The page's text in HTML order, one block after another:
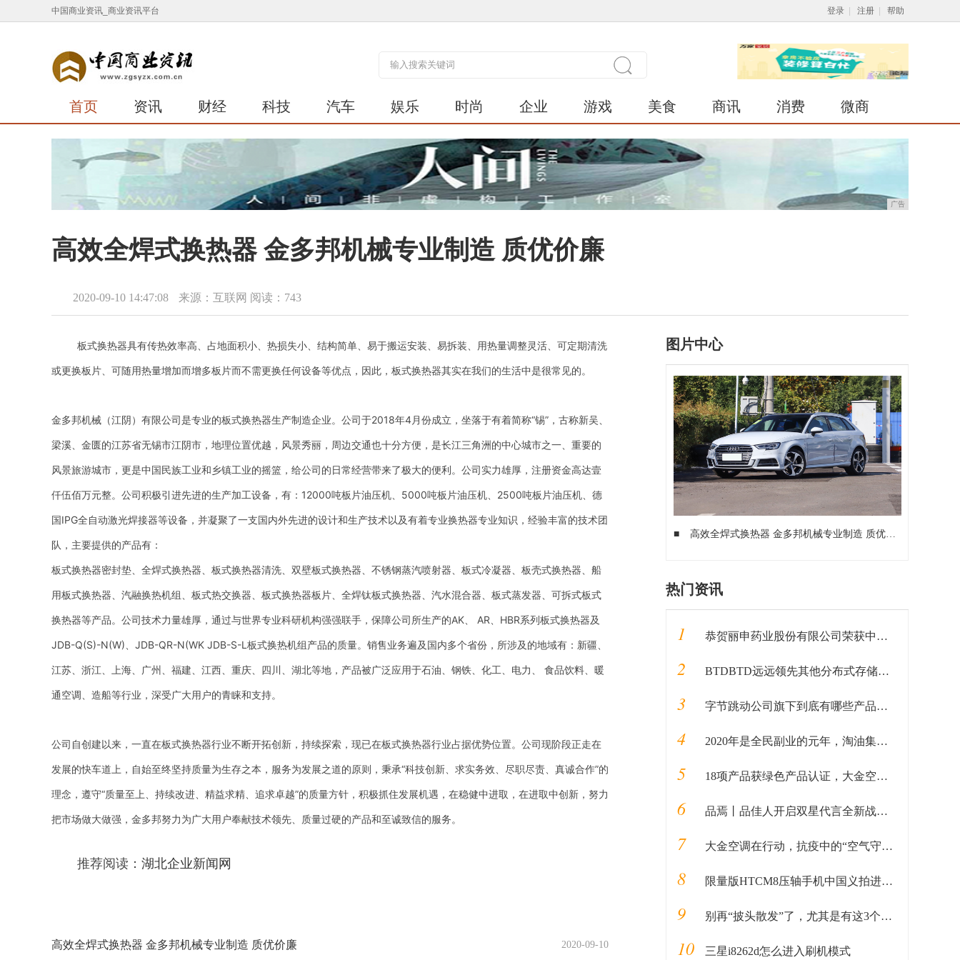
中国商业资讯_商业资讯平台 登录 注册 帮助
首页 资讯 财经 科技 汽车 娱乐 时尚 企业 游戏 美食 商讯 消费 微商
广告
高效全焊式换热器 金多邦机械专业制造 质优价廉
2020-09-10 14:47:08 来源：互联网 阅读：743
板式换热器具有传热效率高、占地面积小、热损失小、结构简单、易于搬运安装、易拆装、用热量调整灵活、可定期清洗
或更换板片、可随用热量增加而增多板片而不需更换任何设备等优点，因此，板式换热器其实在我们的生活中是很常见的。
金多邦机械（江阴）有限公司是专业的板式换热器生产制造企业。公司于2018年4月份成立，坐落于有着简称“锡”，古称新吴、
梁溪、金匮的江苏省无锡市江阴市，地理位置优越，风景秀丽，周边交通也十分方便，是长江三角洲的中心城市之一、重要的
风景旅游城市，更是中国民族工业和乡镇工业的摇篮，给公司的日常经营带来了极大的便利。公司实力雄厚，注册资金高达壹
仟伍佰万元整。公司积极引进先进的生产加工设备，有：12000吨板片油压机、5000吨板片油压机、2500吨板片油压机、德
国IPG全自动激光焊接器等设备，并凝聚了一支国内外先进的设计和生产技术以及有着专业换热器专业知识，经验丰富的技术团
队，主要提供的产品有：
板式换热器密封垫、全焊式换热器、板式换热器清洗、双壁板式换热器、不锈钢蒸汽喷射器、板式冷凝器、板壳式换热器、船
用板式换热器、汽融换热机组、板式热交换器、板式换热器板片、全焊钛板式换热器、汽水混合器、板式蒸发器、可拆式板式
换热器等产品。公司技术力量雄厚，通过与世界专业科研机构强强联手，保障公司所生产的AK、 AR、HBR系列板式换热器及
JDB-Q(S)-N(W)、JDB-QR-N(WK JDB-S-L板式换热机组产品的质量。销售业务遍及国内多个省份，所涉及的地域有：新疆、
江苏、浙江、上海、广州、福建、江西、重庆、四川、湖北等地，产品被广泛应用于石油、钢铁、化工、电力、 食品饮料、暖
通空调、造船等行业，深受广大用户的青睐和支持。
公司自创建以来，一直在板式换热器行业不断开拓创新，持续探索，现已在板式换热器行业占据优势位置。公司现阶段正走在
发展的快车道上，自始至终坚持质量为生存之本，服务为发展之道的原则，秉承“科技创新、求实务效、尽职尽责、真诚合作”的
理念，遵守“质量至上、持续改进、精益求精、追求卓越”的质量方针，积极抓住发展机遇，在稳健中进取，在进取中创新，努力
把市场做大做强，金多邦努力为广大用户奉献技术领先、质量过硬的产品和至诚致信的服务。
推荐阅读： 湖北企业新闻网
2020-09-10
高效全焊式换热器 金多邦机械专业制造 质优价廉
图片中心
■ 高效全焊式换热器 金多邦机械专业制造 质优价廉
热门资讯
1 恭贺丽申药业股份有限公司荣获中国科技创新先进单位
2 BTDBTD远远领先其他分布式存储，BTD挖矿新手入门教程
3 字节跳动公司旗下到底有哪些产品？太厉害了
4 2020年是全民副业的元年，淘油集领跑
5 18项产品获绿色产品认证，大金空调成为中国质量认证中心“绿色产品首批获证企业”
6 品焉丨品佳人开启双星代言全新战略，应采儿成全新代言人
7 大金空调在行动，抗疫中的“空气守护者”
8 限量版HTCM8压轴手机中国义拍进行中
9 别再“披头散发”了，尤其是有这3个特点的女生
10 三星i8262d怎么进入刷机模式